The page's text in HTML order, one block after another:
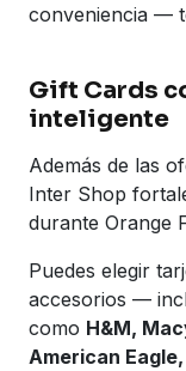
conveniencia —
Gift Cards
inteligente
Además de las
Inter Shop
durante Orange
Puedes elegir
accesorios —
como H&M,
American